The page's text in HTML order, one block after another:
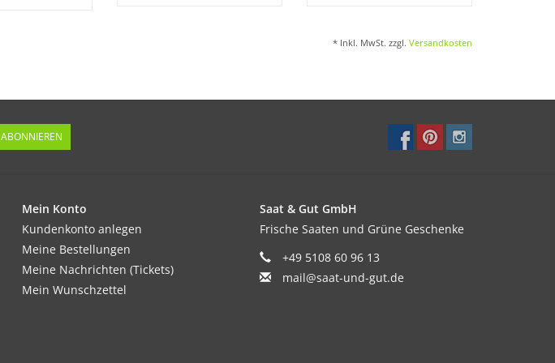
* Inkl. MwSt. zzgl. Versandkosten
ABONNIEREN
Mein Konto
Kundenkonto anlegen
Meine Bestellungen
Meine Nachrichten (Tickets)
Mein Wunschzettel
Saat & Gut GmbH
Frische Saaten und Grüne Geschenke
+49 5108 60 96 13
mail@saat-und-gut.de